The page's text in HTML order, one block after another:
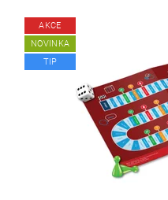
AKCE
NOVINKA
TIP